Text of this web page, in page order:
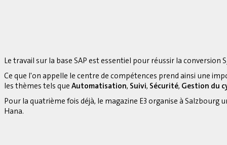
Le travail sur la base SAP est essentiel pour réussir la conversion
Ce que l'on appelle le centre de compétences prend ainsi une
les thèmes tels que Automatisation, Suivi, Sécurité, Gestion du
Pour la quatrième fois déjà, le magazine E3 organise à
Hana.